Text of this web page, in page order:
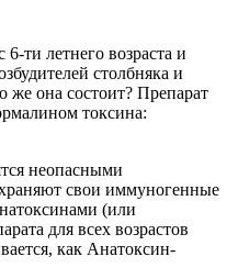
ти летнего возраста и
столбняка и
же она состоит? Препарат
токсина:
неопасными
свои иммуногенные
(или
для всех возрастов
как Анатоксин-